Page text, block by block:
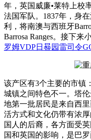
年，英国威廉•莱特上校
法国军队。1837年，身
利，将南澳与西班牙
Barrosa Ranges。接下来
罗姆VDP日晷园雷司令
该产区有3个主要的市镇
城镇之间特色不一。塔
地第一批居民是来自西
活方式和文化仍带有浓
国人的后裔，各方面受
国和英国的影响，是巴